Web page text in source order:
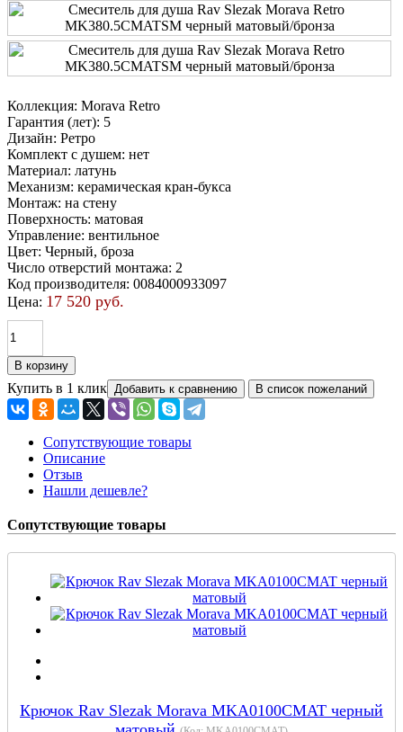
Коллекция: Morava Retro
Гарантия (лет): 5
Дизайн: Ретро
Комплект с душем: нет
Материал: латунь
Механизм: керамическая кран-букса
Монтаж: на стену
Поверхность: матовая
Управление: вентильное
Цвет: Черный, броза
Число отверстий монтажа: 2
Код производителя: 0084000933097
Цена: 17 520 руб.
Купить в 1 клик
Сопутствующие товары
Описание
Отзыв
Нашли дешевле?
Сопутствующие товары
Крючок Rav Slezak Morava MKA0100CMAT черный